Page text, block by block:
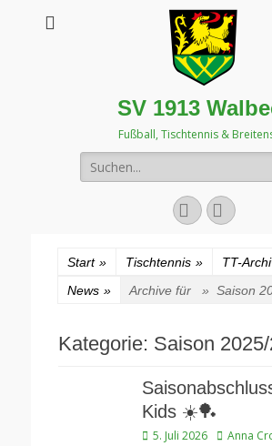
SV 1913
Fußball, Tischtennis &
Suchen
nach:
Facebook
Start » Tischtennis » TT-
News » Archive für » Saison
Kategorie: Saison
Kids ☀️🏓
Veröffentlicht
5. Juli 2026 Autor
Anna